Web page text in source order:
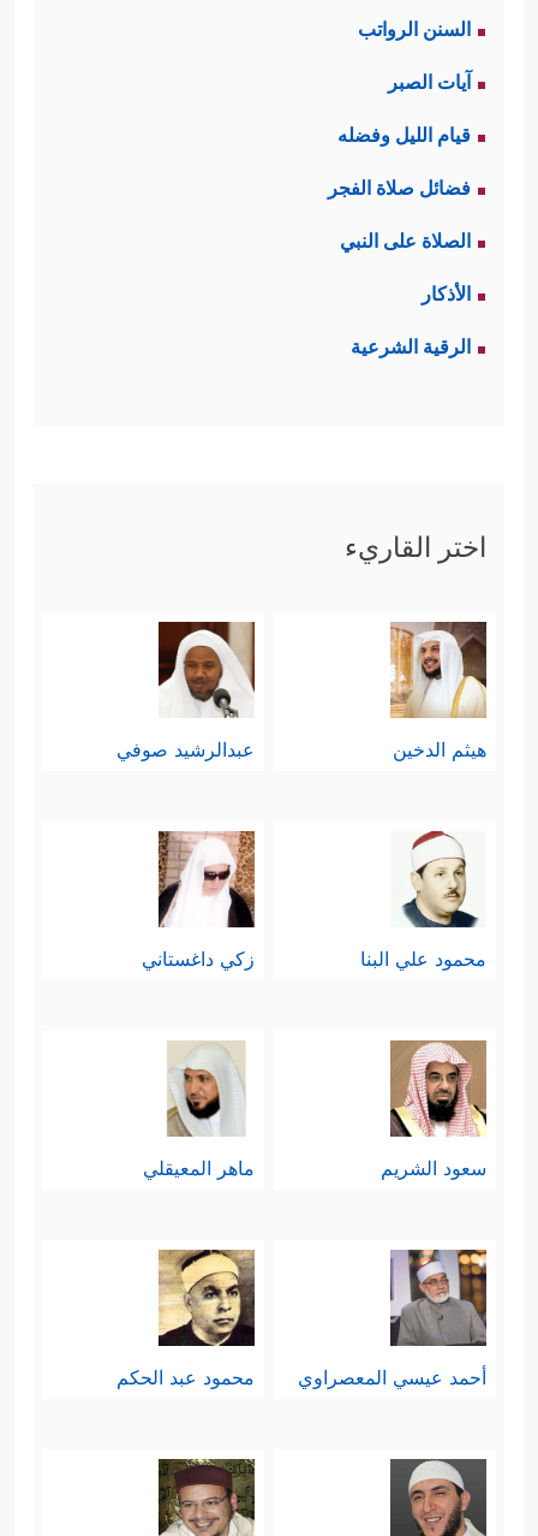
السنن الرواتب
آيات الصبر
قيام الليل وفضله
فضائل صلاة الفجر
الصلاة على النبي
الأذكار
الرقية الشرعية
اختر القاريء
هيثم الدخين عبدالرشيد صوفي
محمود علي البنا زكي داغستاني
سعود الشريم ماهر المعيقلي
أحمد عيسي المعصراوي محمود عبد الحكم